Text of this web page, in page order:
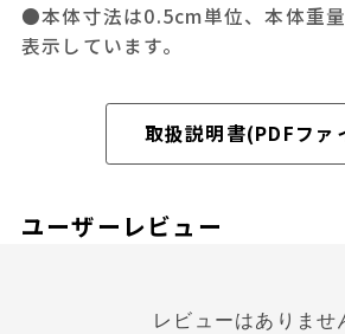
●本体寸法は0.5cm単位、本体重
表示しています。
取扱説明書(PDFファ
ユーザーレビュー
レビューはありませ